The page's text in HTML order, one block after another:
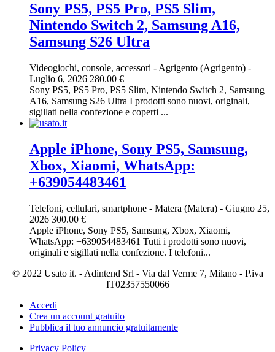
Sony PS5, PS5 Pro, PS5 Slim,
Nintendo Switch 2, Samsung A16,
Samsung S26 Ultra
Videogiochi, console, accessori - Agrigento (Agrigento) -
Luglio 6, 2026 280.00 €
Sony PS5, PS5 Pro, PS5 Slim, Nintendo Switch 2, Samsung
A16, Samsung S26 Ultra I prodotti sono nuovi, originali,
sigillati nella confezione e coperti ...
Apple iPhone, Sony PS5, Samsung,
Xbox, Xiaomi, WhatsApp:
+639054483461
Telefoni, cellulari, smartphone - Matera (Matera) - Giugno 25,
2026 300.00 €
Apple iPhone, Sony PS5, Samsung, Xbox, Xiaomi,
WhatsApp: +639054483461 Tutti i prodotti sono nuovi,
originali e sigillati nella confezione. I telefoni...
© 2022 Usato it. - Adintend Srl - Via dal Verme 7, Milano - P.iva
IT02357550066
Accedi
Crea un account gratuito
Pubblica il tuo annuncio gratuitamente
Privacy Policy